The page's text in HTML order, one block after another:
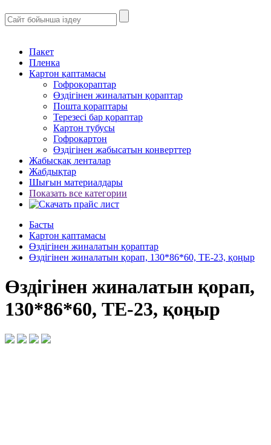
Пакет
Пленка
Картон қаптамасы
Гофроқораптар
Өздігінен жиналатын қораптар
Пошта қораптары
Терезесі бар қораптар
Картон тубусы
Гофрокартон
Өздігінен жабысатын конверттер
Жабысқақ ленталар
Жабдықтар
Шығын материалдары
Показать все категории
Басты
Картон қаптамасы
Өздігінен жиналатын қораптар
Өздігінен жиналатын қорап, 130*86*60, ТЕ-23, қоңыр
Өздігінен жиналатын қорап,
130*86*60, ТЕ-23, қоңыр